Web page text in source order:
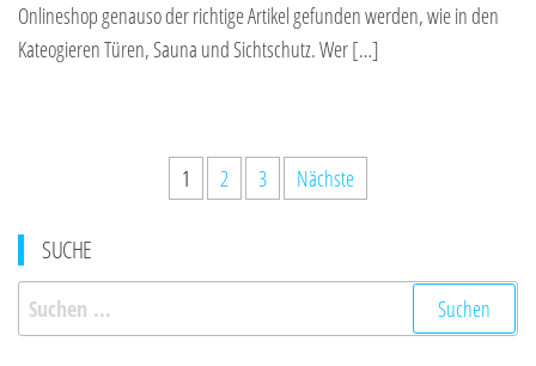
Onlineshop genauso der richtige Artikel gefunden werden, wie in den
Kateogieren Türen, Sauna und Sichtschutz. Wer […]
Seitennummerierung
Beiträge
1 2 3 Nächste
SUCHE
Suchen
nach: